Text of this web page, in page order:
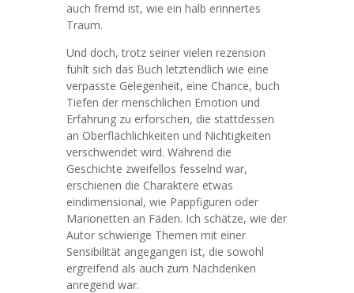
auch fremd ist, wie ein halb erinnertes
Traum.
Und doch, trotz seiner vielen rezension
fühlt sich das Buch letztendlich wie eine
verpasste Gelegenheit, eine Chance, buch
Tiefen der menschlichen Emotion und
Erfahrung zu erforschen, die stattdessen
an Oberflächlichkeiten und Nichtigkeiten
verschwendet wird. Während die
Geschichte zweifellos fesselnd war,
erschienen die Charaktere etwas
eindimensional, wie Pappfiguren oder
Marionetten an Fäden. Ich schätze, wie der
Autor schwierige Themen mit einer
Sensibilität angegangen ist, die sowohl
ergreifend als auch zum Nachdenken
anregend war.